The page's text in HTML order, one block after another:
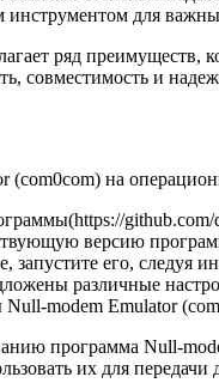
инструментом для
ряд преимуществ,
совместимость и
(com0com) на
версию
запустите его, следуя
различные
modem Emulator
программа Null-
их для